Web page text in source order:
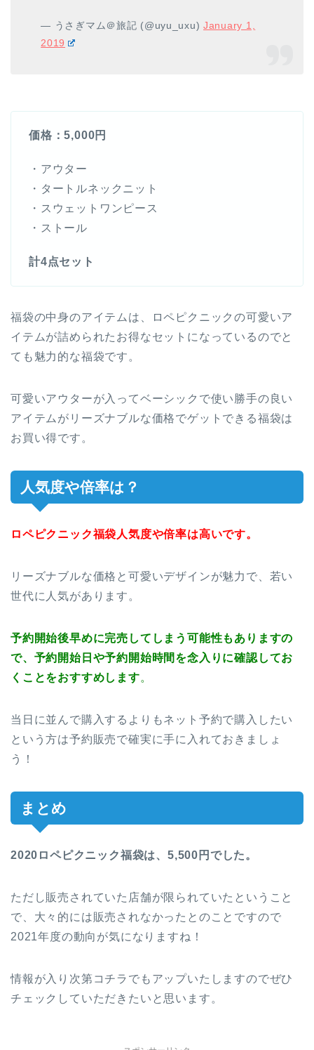
— うさぎマム＠旅記 (@uyu_uxu)January 1,
2019
価格：5,000円
・アウター
・タートルネックニット
・スウェットワンピース
・ストール
計4点セット
福袋の中身のアイテムは、ロペピクニックの可愛いア
イテムが詰められたお得なセットになっているのでと
ても魅力的な福袋です。
可愛いアウターが入ってベーシックで使い勝手の良い
アイテムがリーズナブルな価格でゲットできる福袋は
お買い得です。
人気度や倍率は？
ロペピクニック福袋人気度や倍率は高いです。
リーズナブルな価格と可愛いデザインが魅力で、若い
世代に人気があります。
予約開始後早めに完売してしまう可能性もありますの
で、予約開始日や予約開始時間を念入りに確認してお
くことをおすすめします。
当日に並んで購入するよりもネット予約で購入したい
という方は予約販売で確実に手に入れておきましょ
う！
まとめ
2020ロペピクニック福袋は、5,500円でした。
ただし販売されていた店舗が限られていたということ
で、大々的には販売されなかったとのことですので
2021年度の動向が気になりますね！
情報が入り次第コチラでもアップいたしますのでぜひ
チェックしていただきたいと思います。